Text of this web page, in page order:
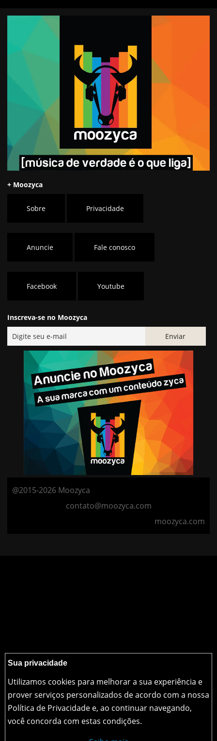
+ Moozyca
Sobre Privacidade
Anuncie Fale conosco
Facebook Youtube
Inscreva-se no Moozyca
@2015-2026 Moozyca
contato@moozyca.com
moozyca.com
Sua privacidade
Utilizamos cookies para melhorar a sua experiência e
prover serviços personalizados de acordo com a nossa
Política de Privacidade e, ao continuar navegando,
você concorda com estas condições.